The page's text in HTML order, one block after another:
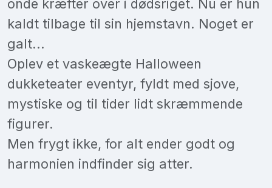
onde kræfter over i dødsriget. Nu er hun
kaldt tilbage til sin hjemstavn. Noget er
galt...
Oplev et vaskeægte Halloween
dukketeater eventyr, fyldt med sjove,
mystiske og til tider lidt skræmmende
figurer.
Men frygt ikke, for alt ender godt og
harmonien indfinder sig atter.